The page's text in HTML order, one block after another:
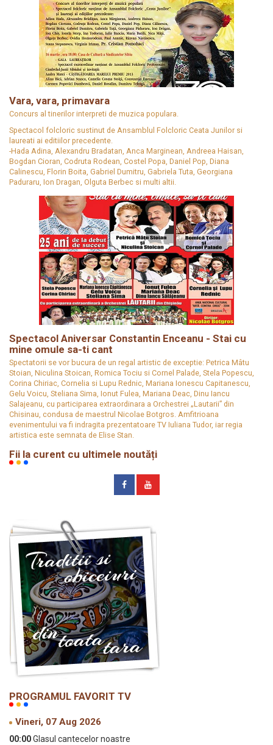
Vara, vara, primavara
Concurs al tinerilor interpreti de muzica populara.
Spectacol folcloric sustinut de Ansamblul Folcloric Ceata Junilor si
laureati ai editiilor precedente.
-Hada Adina, Alexandru Bradatan, Anca Marginean, Andreea Haisan,
Bogdan Cioran, Codruta Rodean, Costel Popa, Daniel Pop, Diana
Calinescu, Florin Boita, Gabriel Dumitru, Gabriela Tuta, Georgiana
Paduraru, Ion Dragan, Olguta Berbec si multi altii.
Spectacol Aniversar Constantin Enceanu - Stai cu
mine omule sa-ti cant
Spectatorii se vor bucura de un regal artistic de exceptie: Petrica Mâtu
Stoian, Niculina Stoican, Romica Tociu si Cornel Palade, Stela Popescu,
Corina Chiriac, Cornelia si Lupu Rednic, Mariana Ionescu Capitanescu,
Gelu Voicu, Steliana Sima, Ionut Fulea, Mariana Deac, Dinu Iancu
Salajeanu, cu participarea extraordinara a Orchestrei „Lautarii” din
Chisinau, condusa de maestrul Nicolae Botgros. Amfitrioana
evenimentului va fi indragita prezentatoare TV Iuliana Tudor, iar regia
artistica este semnata de Elise Stan.
Fii la curent cu ultimele noutăți
PROGRAMUL FAVORIT TV
Vineri, 07 Aug 2026
00:00Glasul cantecelor noastre